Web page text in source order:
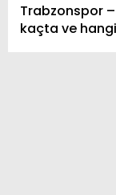
Trabzonspor
kaçta ve